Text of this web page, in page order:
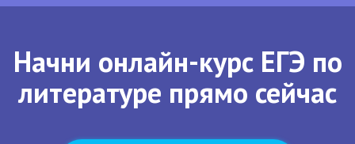
Начни онлайн-курс ЕГЭ по
литературе прямо сейчас